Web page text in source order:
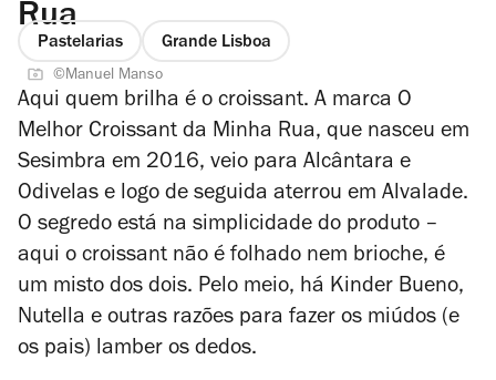
Rua
Pastelarias Grande Lisboa
©Manuel Manso
Aqui quem brilha é o croissant. A marca O
Melhor Croissant da Minha Rua, que nasceu em
Sesimbra em 2016, veio para Alcântara e
Odivelas e logo de seguida aterrou em Alvalade.
O segredo está na simplicidade do produto –
aqui o croissant não é folhado nem brioche, é
um misto dos dois. Pelo meio, há Kinder Bueno,
Nutella e outras razões para fazer os miúdos (e
os pais) lamber os dedos.